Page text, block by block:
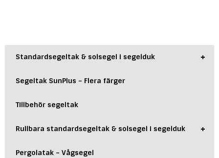
+
Standardsegeltak & solsegel i segelduk
Segeltak SunPlus – Flera färger
Tillbehör segeltak
+
Rullbara standardsegeltak & solsegel i segelduk
Pergolatak – Vågsegel